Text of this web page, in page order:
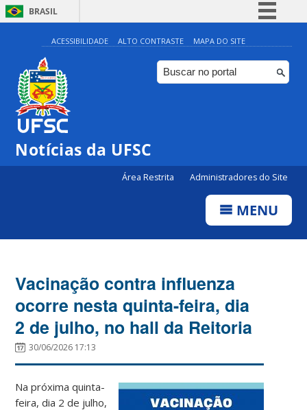
BRASIL
Simplifique!
Comunica BR
Participe
ACESSIBILIDADE ALTO CONTRASTE MAPA DO SITE
Notícias da UFSC
Área Restrita Administradores do Site
MENU
Vacinação contra influenza
ocorre nesta quinta-feira, dia
2 de julho, no hall da Reitoria
30/06/2026 17:13
Na próxima quinta-
feira, dia 2 de julho,